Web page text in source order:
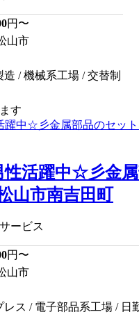
円〜
山市
造 / 機械系工場 / 交替制
す
性活躍中☆彡金
山市南吉田町
ービス
円〜
山市
レス / 電子部品系工場 / 日